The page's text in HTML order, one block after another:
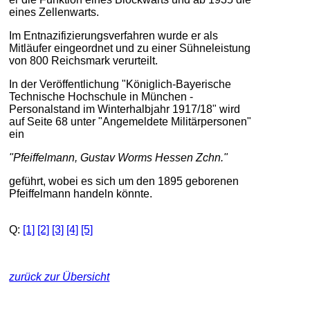
eines Zellenwarts.
Im Entnazifizierungsverfahren wurde er als
Mitläufer eingeordnet und zu einer Sühneleistung
von 800 Reichsmark verurteilt.
In der Veröffentlichung "Königlich-Bayerische
Technische Hochschule in München -
Personalstand im Winterhalbjahr 1917/18" wird
auf Seite 68 unter "Angemeldete Militärpersonen"
ein
"Pfeiffelmann, Gustav Worms Hessen Zchn."
geführt, wobei es sich um den 1895 geborenen
Pfeiffelmann handeln könnte.
Q: [1] [2] [3] [4] [5]
zurück zur Übersicht